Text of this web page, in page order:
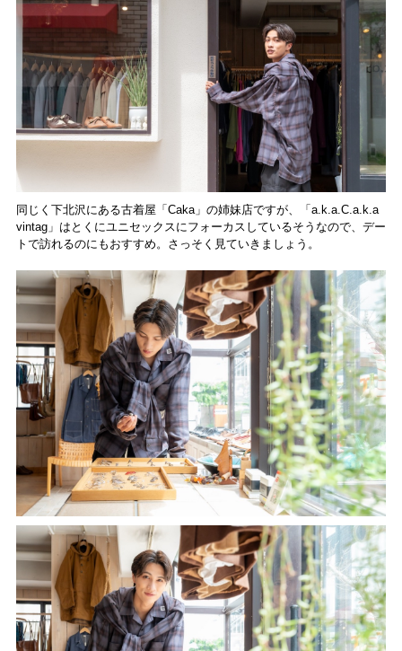
同じく下北沢にある古着屋「Caka」の姉妹店ですが、「a.k.a.C.a.k.a
vintag」はとくにユニセックスにフォーカスしているそうなので、デー
トで訪れるのにもおすすめ。さっそく見ていきましょう。